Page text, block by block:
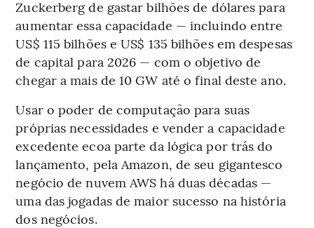
Zuckerberg de gastar bilhões de dólares para
aumentar essa capacidade — incluindo entre
US$ 115 bilhões e US$ 135 bilhões em despesas
de capital para 2026 — com o objetivo de
chegar a mais de 10 GW até o final deste ano.
Usar o poder de computação para suas
próprias necessidades e vender a capacidade
excedente ecoa parte da lógica por trás do
lançamento, pela Amazon, de seu gigantesco
negócio de nuvem AWS há duas décadas —
uma das jogadas de maior sucesso na história
dos negócios.